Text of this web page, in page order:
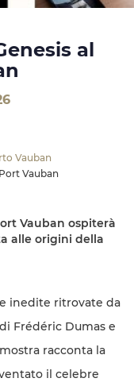
al
Vauban
Vauban
Vauban ospiterà
alle origini della
inedite ritrovate da
Frédéric Dumas e
racconta la
il celebre